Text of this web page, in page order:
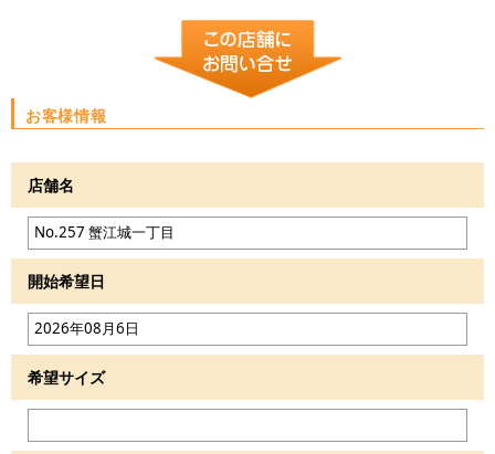
お客様情報
店舗名
開始希望日
希望サイズ